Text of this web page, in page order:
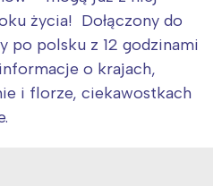
życia! Dołączony do
po polsku z 12 godzinami
o krajach,
i florze, ciekawostkach